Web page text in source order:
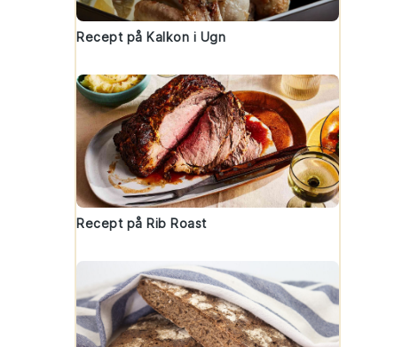
Recept på Kalkon i Ugn
Recept på Rib Roast